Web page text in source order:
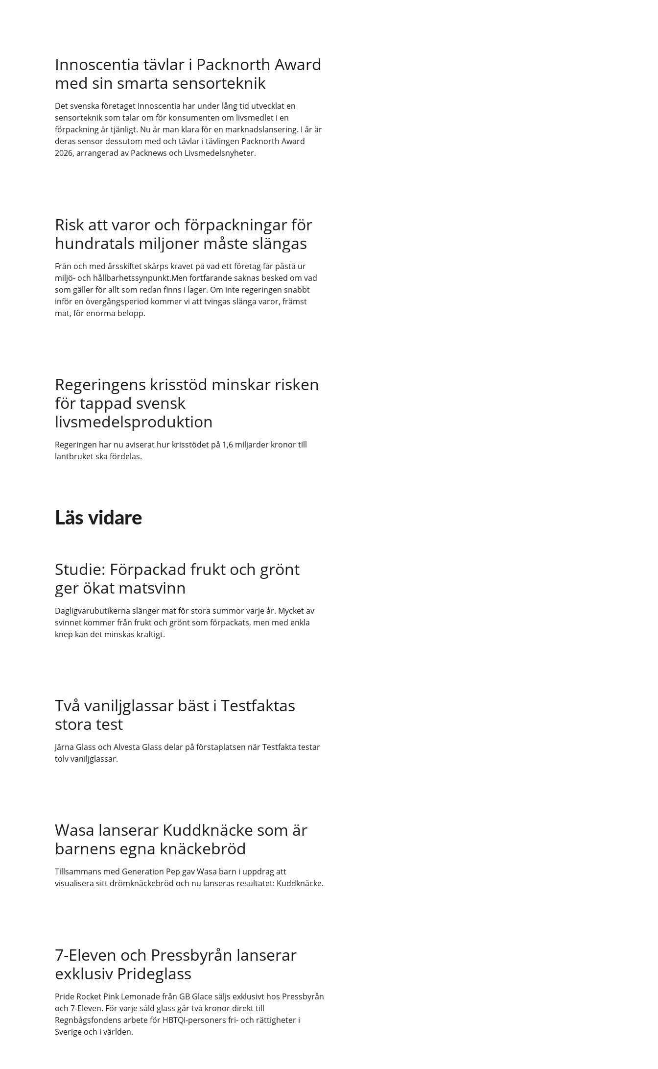
Innoscentia tävlar i Packnorth Award
med sin smarta sensorteknik
Det svenska företaget Innoscentia har under lång tid utvecklat en
sensorteknik som talar om för konsumenten om livsmedlet i en
förpackning är tjänligt. Nu är man klara för en marknadslansering. I år är
deras sensor dessutom med och tävlar i tävlingen Packnorth Award
2026, arrangerad av Packnews och Livsmedelsnyheter.
Risk att varor och förpackningar för
hundratals miljoner måste slängas
Från och med årsskiftet skärps kravet på vad ett företag får påstå ur
miljö- och hållbarhetssynpunkt.Men fortfarande saknas besked om vad
som gäller för allt som redan finns i lager. Om inte regeringen snabbt
inför en övergångsperiod kommer vi att tvingas slänga varor, främst
mat, för enorma belopp.
Regeringens krisstöd minskar risken
för tappad svensk
livsmedelsproduktion
Regeringen har nu aviserat hur krisstödet på 1,6 miljarder kronor till
lantbruket ska fördelas.
Läs vidare
Studie: Förpackad frukt och grönt
ger ökat matsvinn
Dagligvarubutikerna slänger mat för stora summor varje år. Mycket av
svinnet kommer från frukt och grönt som förpackats, men med enkla
knep kan det minskas kraftigt.
Två vaniljglassar bäst i Testfaktas
stora test
Järna Glass och Alvesta Glass delar på förstaplatsen när Testfakta testar
tolv vaniljglassar.
Wasa lanserar Kuddknäcke som är
barnens egna knäckebröd
Tillsammans med Generation Pep gav Wasa barn i uppdrag att
visualisera sitt drömknäckebröd och nu lanseras resultatet: Kuddknäcke.
7-Eleven och Pressbyrån lanserar
exklusiv Prideglass
Pride Rocket Pink Lemonade från GB Glace säljs exklusivt hos Pressbyrån
och 7-Eleven. För varje såld glass går två kronor direkt till
Regnbågsfondens arbete för HBTQI-personers fri- och rättigheter i
Sverige och i världen.